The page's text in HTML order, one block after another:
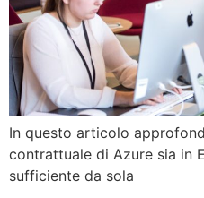
In questo articolo
contrattuale di Azure sia in
sufficiente da sola